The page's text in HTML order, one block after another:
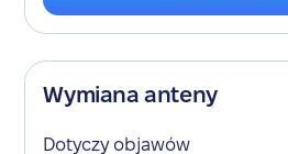
Wymiana anteny
Dotyczy objawów